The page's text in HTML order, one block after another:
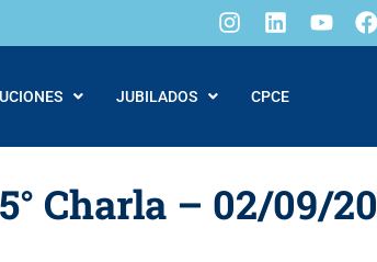
JUBILADOS CPCE
Charla – 02/09/20